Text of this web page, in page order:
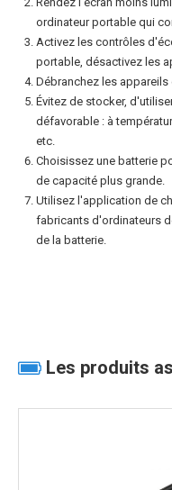
ordinateur portable qui
Activez les contrôles
portable, désactivez les
Débranchez les appareils
Évitez de stocker,
défavorable : à
etc.
Choisissez une batterie
de capacité plus grande.
Utilisez l'application de
fabricants d'ordinateurs
de la batterie.
Les produits